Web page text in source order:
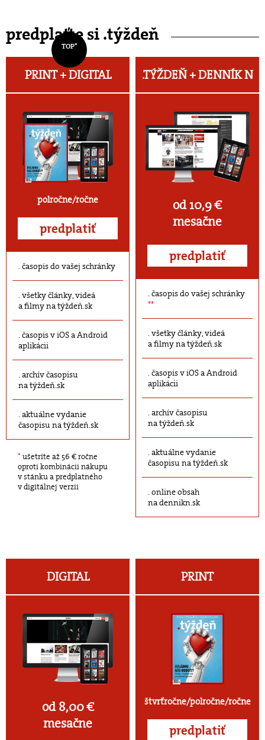
predplaťte si .týždeň
TOP*
PRINT + DIGITAL
polročne/ročne
predplatiť
časopis do vašej schránky
všetky články, videá
a filmy na týždeň.sk
časopis v iOS a Android
aplikácii
archív časopisu
na týždeň.sk
aktuálne vydanie
časopisu na týždeň.sk
* ušetríte až 56 € ročne
oproti kombinácii nákupu
v stánku a predplatného
v digitálnej verzii
.TÝŽDEŇ +DENNÍK N
od 10,9 €
mesačne
predplatiť
časopis do vašej schránky
**
všetky články, videá
a filmy na týždeň.sk
časopis v iOS a Android
aplikácii
archív časopisu
na týždeň.sk
aktuálne vydanie
časopisu na týždeň.sk
online obsah
na dennikn.sk
DIGITAL
od 8,00 €
mesačne
PRINT
štvrťročne/polročne/ročne
predplatiť